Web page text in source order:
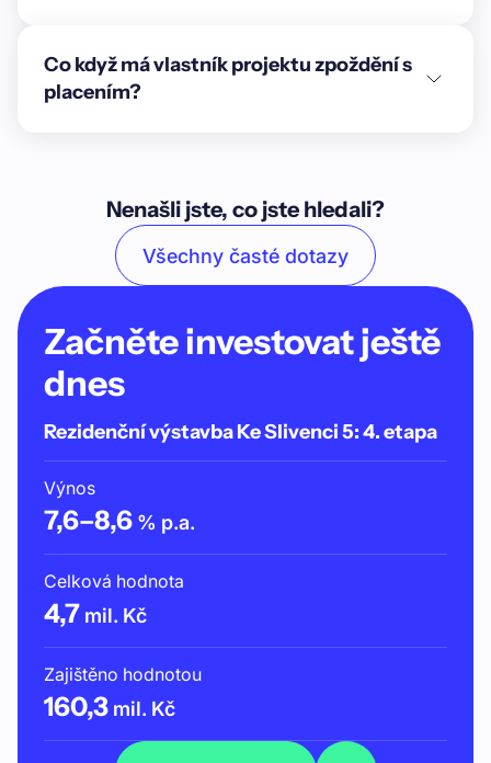
Co když má vlastník projektu zpoždění s
placením?
Nenašli jste, co jste hledali?
Všechny časté dotazy
Začněte investovat ještě
dnes
Rezidenční výstavba Ke Slivenci 5: 4. etapa
Výnos
7,6–8,6 % p.a.
Celková hodnota
4,7 mil. Kč
Zajištěno hodnotou
160,3 mil. Kč